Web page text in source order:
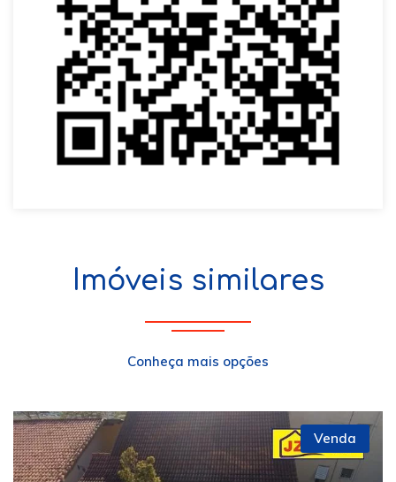
Imóveis similares
Conheça mais opções
Venda